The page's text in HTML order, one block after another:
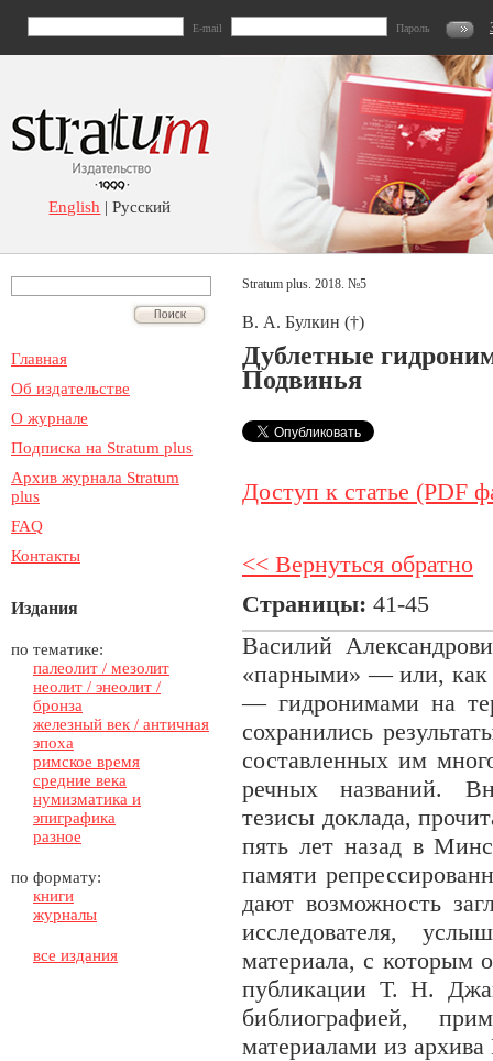
E-mail Пароль
English | Русский
Главная
Об издательстве
О журнале
Подписка на Stratum plus
Архив журнала Stratum
plus
FAQ
Контакты
Издания
по тематике:
палеолит / мезолит
неолит / энеолит /
бронза
железный век / античная
эпоха
римское время
средние века
нумизматика и
эпиграфика
разное
по формату:
книги
журналы
все издания
Stratum plus. 2018. №5
В. А. Булкин (†)
Дублетные
Подвинья
Доступ к статье (PDF
<< Вернуться обратно
Страницы: 41-45
Василий
«парными» — или, как
— гидронимами на
сохранились
составленных им
речных названий.
тезисы доклада,
пять лет назад в
памяти
дают возможность
исследователя,
материала, с которым
публикации Т. Н.
библиографией,
материалами из